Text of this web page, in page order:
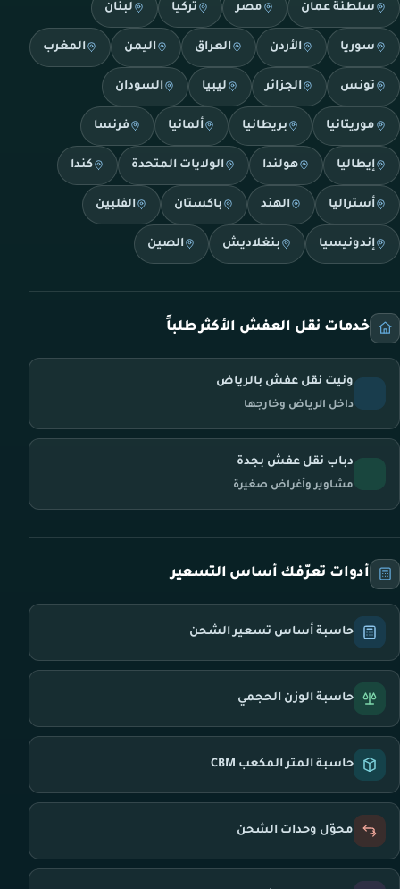
سلطنة عمان مصر تركيا لبنان
سوريا الأردن العراق اليمن المغرب
تونس الجزائر ليبيا السودان
موريتانيا بريطانيا ألمانيا فرنسا
إيطاليا هولندا الولايات المتحدة كندا
أستراليا الهند باكستان الفلبين
إندونيسيا بنغلاديش الصين
خدمات نقل العفش الأكثر طلباً
ونيت نقل عفش بالرياض
داخل الرياض وخارجها
دباب نقل عفش بجدة
مشاوير وأغراض صغيرة
أدوات تعرّفك أساس التسعير
حاسبة أساس تسعير الشحن
حاسبة الوزن الحجمي
حاسبة المتر المكعب CBM
محوّل وحدات الشحن